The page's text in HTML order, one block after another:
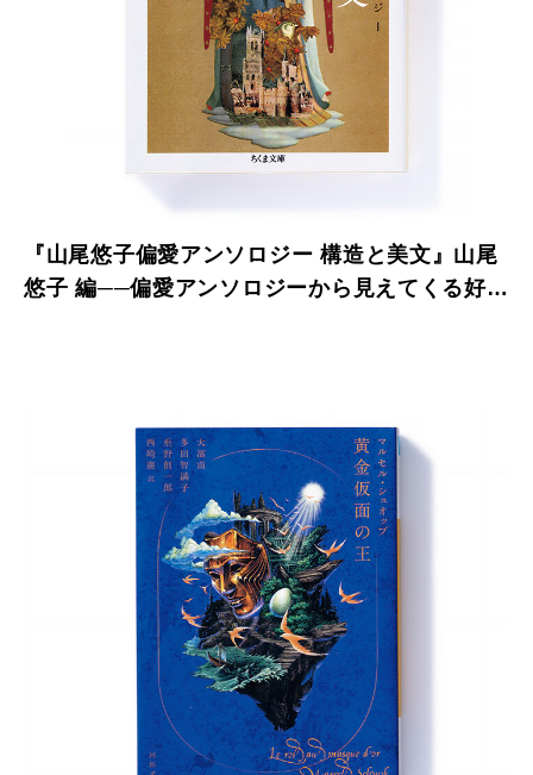
『山尾悠子偏愛アンソロジー 構造と美文』山尾
悠子 編──偏愛アンソロジーから見えてくる好み